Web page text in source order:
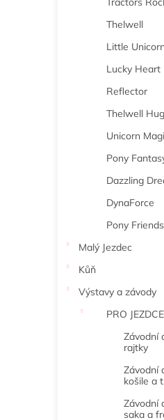
Thelwell
Little
Lucky Heart
Reflector
Thelwell
Unicorn
Pony
Dazzling
DynaForce
Pony Friends
Malý Jezdec
Kůň
Výstavy a závody
PRO JEZDCE
Závodní
rajtky
Závodní
košile a
Závodní
saka a